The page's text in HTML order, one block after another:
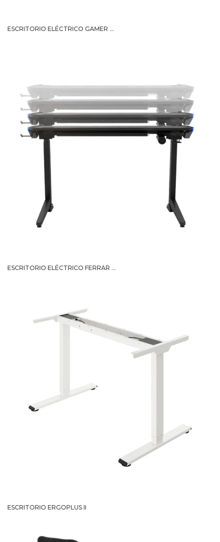
ESCRITORIO ELÉCTRICO GAMER ...
ESCRITORIO ELÉCTRICO FERRAR ...
ESCRITORIO ERGOPLUS II